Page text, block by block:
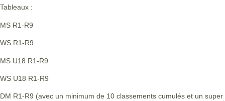
Tableaux :
MS R1-R9
WS R1-R9
MS U18 R1-R9
WS U18 R1-R9
DM R1-R9 (avec un minimum de 10 classements cumulés et un super